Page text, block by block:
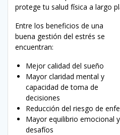
protege tu salud física a largo
Entre los beneficios de una
buena gestión del estrés se
encuentran:
Mejor calidad del sueño
Mayor claridad mental y
capacidad de toma de
decisiones
Reducción del riesgo de
Mayor equilibrio emocional
desafíos